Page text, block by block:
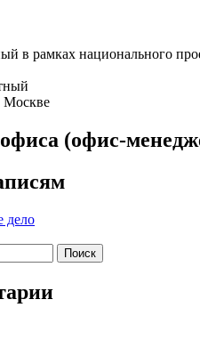
в рамках национального
Москве
(офис-
дело